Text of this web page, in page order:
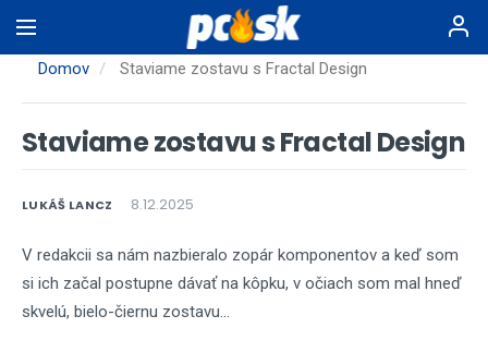
na
hlavnýDomov Staviame zostavu s Fractal Design
Staviame zostavu s Fractal Design
LUKÁŠ LANCZ 8.12.2025
V redakcii sa nám nazbieralo zopár komponentov a keď som
si ich začal postupne dávať na kôpku, v očiach som mal hneď
skvelú, bielo-čiernu zostavu...